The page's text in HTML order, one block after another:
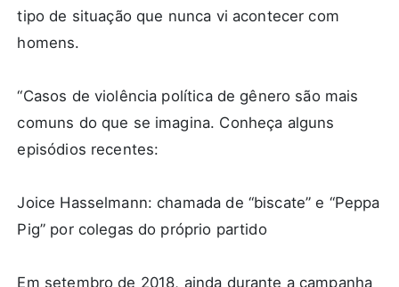
tipo de situação que nunca vi acontecer com
homens.
“Casos de violência política de gênero são mais
comuns do que se imagina. Conheça alguns
episódios recentes:
Joice Hasselmann: chamada de “biscate” e “Peppa
Pig” por colegas do próprio partido
Em setembro de 2018, ainda durante a campanha